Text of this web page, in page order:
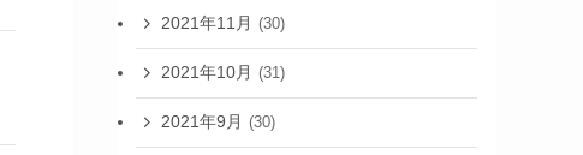
2021年11月 (30)
2021年10月 (31)
2021年9月 (30)